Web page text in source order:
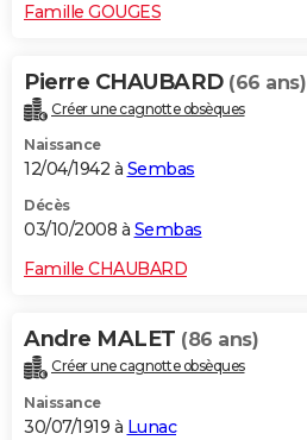
Famille GOUGES
Pierre CHAUBARD (66 ans)
Créer une cagnotte obsèques
Naissance
12/04/1942 à Sembas
Décès
03/10/2008 à Sembas
Famille CHAUBARD
Andre MALET (86 ans)
Créer une cagnotte obsèques
Naissance
30/07/1919 à Lunac